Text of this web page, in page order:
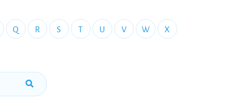
Q R S T U V W X